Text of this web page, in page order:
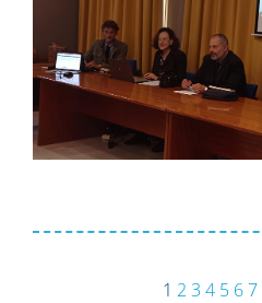
1 2 3 4 5 67